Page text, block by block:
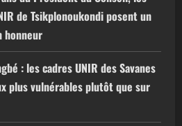
de Tsikplonoukondi posent un
honneur
: les cadres UNIR des Savanes
plus vulnérables plutôt que sur